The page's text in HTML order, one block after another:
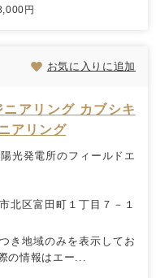
円
お気に入りに追加
アリング カブシキ
アリング
光発電所のフィールドエ
北区富田町１丁目７－１
き地域のみを表示してお
の情報はエー...